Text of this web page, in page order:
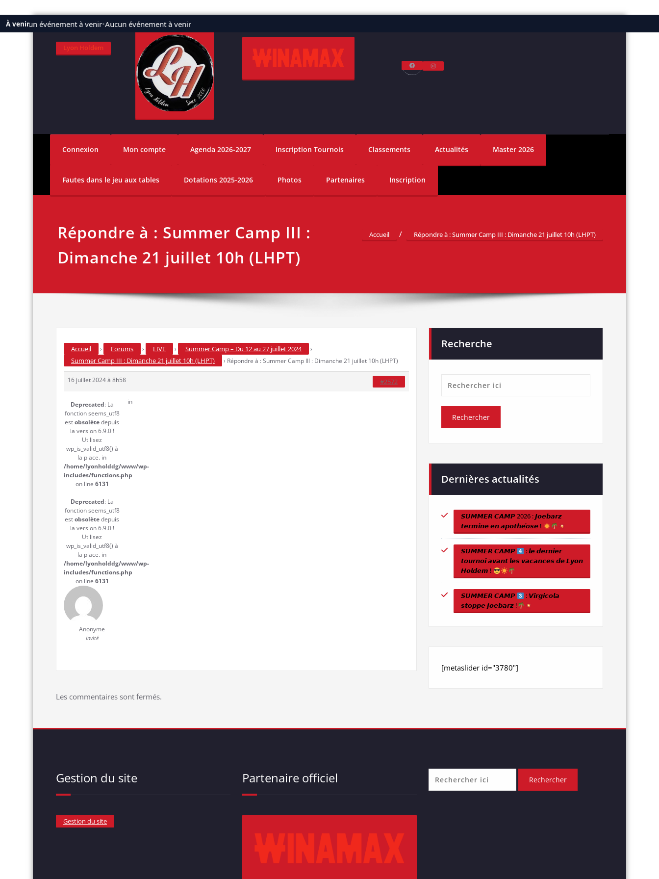
À venir
Aucun événement à venir•Aucun événement à venir
Aller
contenu
Lyon Holdem
FacebookInstagram
Connexion Mon compte Agenda 2026-2027 Inscription Tournois Classements Actualités Master 2026
Fautes dans le jeu aux tables Dotations 2025-2026 Photos Partenaires Inscription
Répondre à : Summer Camp III :
Dimanche 21 juillet 10h (LHPT)
Accueil Répondre à : Summer Camp III : Dimanche 21 juillet 10h (LHPT)
Accueil › Forums › LIVE › Summer Camp – Du 12 au 27 juillet 2024 ›
Summer Camp III : Dimanche 21 juillet 10h (LHPT) › Répondre à : Summer Camp III : Dimanche 21 juillet 10h (LHPT)
16 juillet 2024 à 8h58 #2572
Deprecated: La
fonction seems_utf8
estobsolètedepuis
la version 6.9.0 !
Utilisez
wp_is_valid_utf8() à
la place. in
/home/lyonholddg/www/wp-
includes/functions.php
on line 6131
Deprecated: La
fonction seems_utf8
estobsolètedepuis
la version 6.9.0 !
Utilisez
wp_is_valid_utf8() à
la place. in
/home/lyonholddg/www/wp-
includes/functions.php
on line 6131
Anonyme
Invité
in
Les commentaires sont fermés.
Recherche
Dernières actualités
𝙎𝙐𝙈𝙈𝙀𝙍 𝘾𝘼𝙈𝙋 2026 : 𝙅𝙤𝙚𝙗𝙖𝙧𝙯
𝙩𝙚𝙧𝙢𝙞𝙣𝙚 𝙚𝙣 𝙖𝙥𝙤𝙩𝙝𝙚́𝙤𝙨𝙚 !
𝙎𝙐𝙈𝙈𝙀𝙍 𝘾𝘼𝙈𝙋
: 𝙡𝙚 𝙙𝙚𝙧𝙣𝙞𝙚𝙧
𝙩𝙤𝙪𝙧𝙣𝙤𝙞 𝙖𝙫𝙖𝙣𝙩 𝙡𝙚𝙨 𝙫𝙖𝙘𝙖𝙣𝙘𝙚𝙨 𝙙𝙚 𝙇𝙮𝙤𝙣
𝙃𝙤𝙡𝙙𝙚𝙢 !
𝙎𝙐𝙈𝙈𝙀𝙍 𝘾𝘼𝙈𝙋
: 𝙑𝙞𝙧𝙜𝙞𝙘𝙤𝙡𝙖
𝙨𝙩𝙤𝙥𝙥𝙚 𝙅𝙤𝙚𝙗𝙖𝙧𝙯 !
[metaslider id="3780"]
Gestion du site
Gestion du site
Partenaire officiel